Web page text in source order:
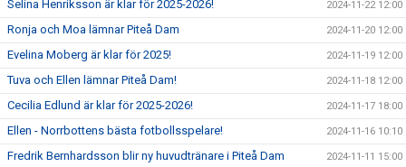
Selina Henriksson är klar för 2025-2026! 2024-11-22 12:00
Ronja och Moa lämnar Piteå Dam 2024-11-20 12:00
Evelina Moberg är klar för 2025! 2024-11-19 12:00
Tuva och Ellen lämnar Piteå Dam! 2024-11-18 12:00
Cecilia Edlund är klar för 2025-2026! 2024-11-17 18:00
Ellen - Norrbottens bästa fotbollsspelare! 2024-11-16 10:10
Fredrik Bernhardsson blir ny huvudtränare i Piteå Dam 2024-11-11 15:00